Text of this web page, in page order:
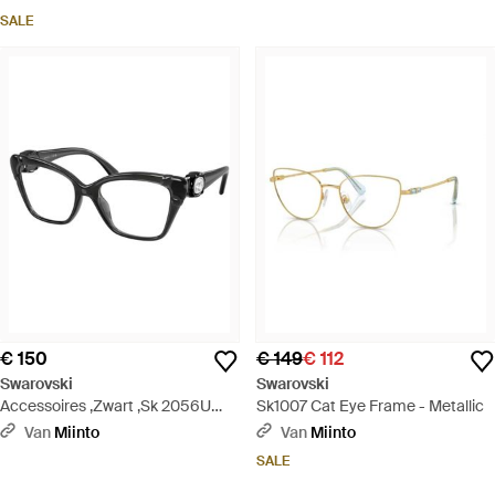
SALE
€ 150
Swarovski
Accessoires ,Zwart ,Sk 2056U
Cat-Eye Optisch Montuur - Zwart
Van Miinto
€ 149€ 112
Swarovski
Sk1007 Cat Eye Frame - Metallic
Van Miinto
SALE